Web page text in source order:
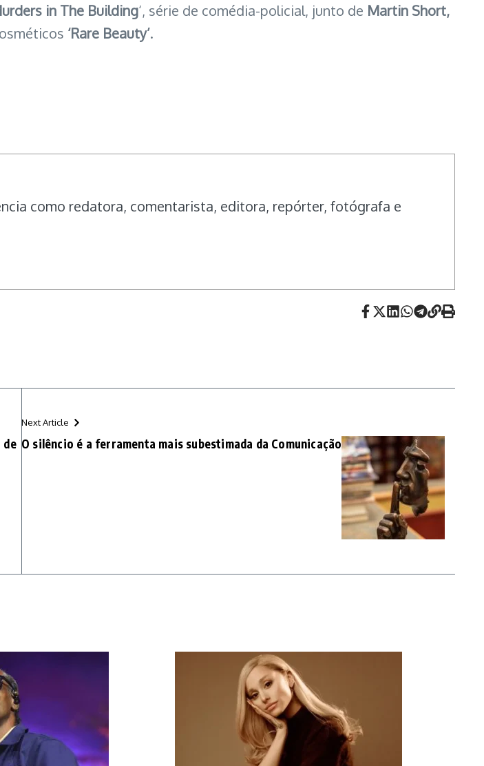
in The Building‘, série de comédia-policial, junto de Martin Short,
‘Rare Beauty’.
como redatora, comentarista, editora, repórter, fotógrafa e
de
Next Article
O silêncio é a ferramenta mais subestimada da Comunicação